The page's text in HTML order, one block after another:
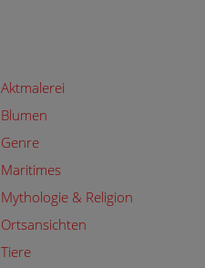
Aktmalerei
Blumen
Genre
Maritimes
Mythologie & Religion
Ortsansichten
Tiere